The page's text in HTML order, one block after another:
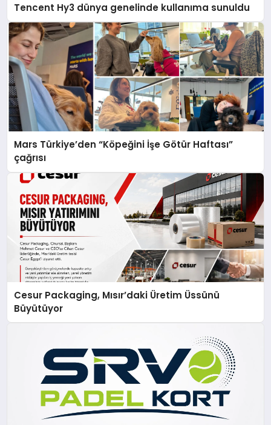
Tencent Hy3 dünya genelinde kullanıma sunuldu
Mars Türkiye’den “Köpeğini İşe Götür Haftası”
çağrısı
Cesur Packaging, Mısır’daki Üretim Üssünü
Büyütüyor